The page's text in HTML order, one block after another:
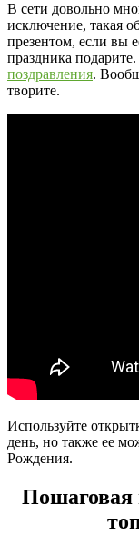
В сети довольно
исключение, такая
презентом, если вы
праздника
поздравления.
творите.
Используйте
день, но также ее
Рождения.
Пошаговая